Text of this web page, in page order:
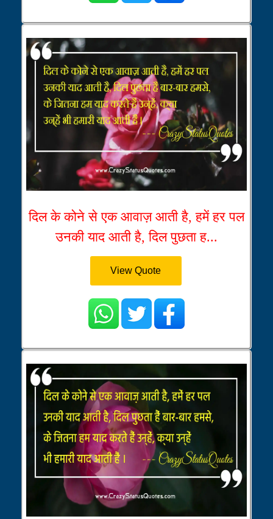
दिल के कोने से एक आवाज़ आती है, हमें हर पल
उनकी याद आती है, दिल पुछता ह...
View Quote